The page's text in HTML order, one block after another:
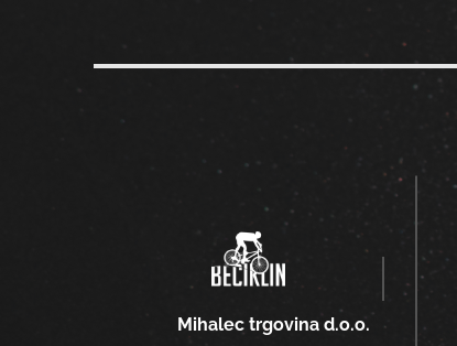
Mihalec trgovina d.o.o.